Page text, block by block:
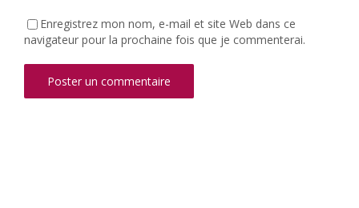
Enregistrez mon nom, e-mail et site Web dans ce
navigateur pour la prochaine fois que je commenterai.